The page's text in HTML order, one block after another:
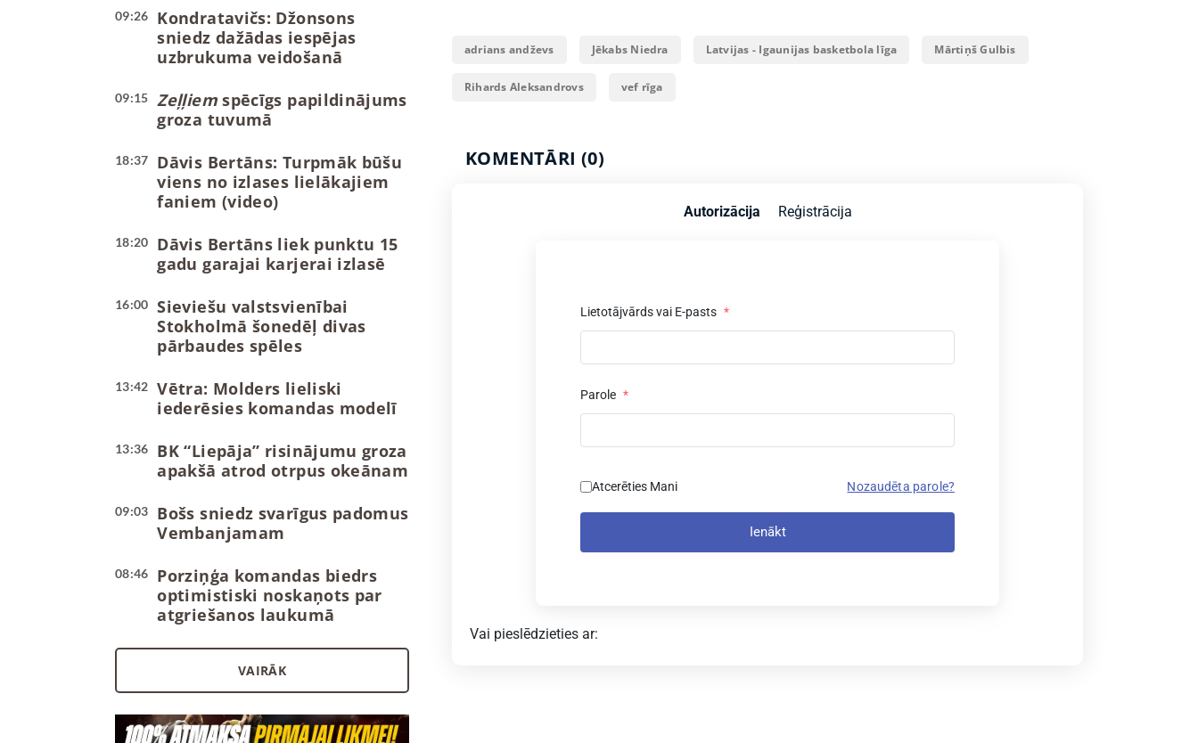
09:26
Kondratavičs: Džonsons
sniedz dažādas iespējas
uzbrukuma veidošanā
09:15 Zeļļiemspēcīgs papildinājums
groza tuvumā
18:37
Dāvis Bertāns: Turpmāk būšu
viens no izlases lielākajiem
faniem (video)
18:20
Dāvis Bertāns liek punktu 15
gadu garajai karjerai izlasē
16:00
Sieviešu valstsvienībai
Stokholmā šonedēļ divas
pārbaudes spēles
13:42
Vētra: Molders lieliski
iederēsies komandas modelī
13:36
BK “Liepāja” risinājumu groza
apakšā atrod otrpus okeānam
09:03
Bošs sniedz svarīgus padomus
Vembanjamam
08:46
Porziņģa komandas biedrs
optimistiski noskaņots par
atgriešanos laukumā
VAIRĀK
adrians andževs Jēkabs Niedra Latvijas - Igaunijas basketbola līga Mārtiņš Gulbis
Rihards Aleksandrovs vef rīga
KOMENTĀRI (0)
Autorizācija Reģistrācija
Lietotājvārds vai E-pasts *
Parole *
Atcerēties Mani Nozaudēta parole?
Ienākt
Vai pieslēdzieties ar: